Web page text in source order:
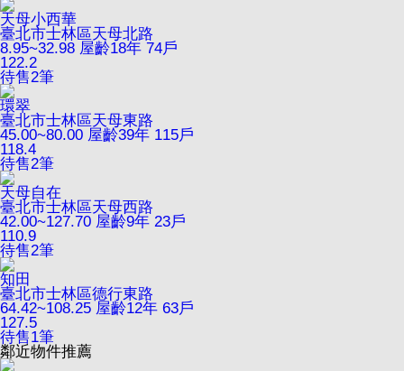
天母小西華
臺北市士林區天母北路
8.95~32.98 屋齡18年 74戶
122.2
待售2筆
環翠
臺北市士林區天母東路
45.00~80.00 屋齡39年 115戶
118.4
待售2筆
天母自在
臺北市士林區天母西路
42.00~127.70 屋齡9年 23戶
110.9
待售2筆
知田
臺北市士林區德行東路
64.42~108.25 屋齡12年 63戶
127.5
待售1筆
鄰近物件推薦